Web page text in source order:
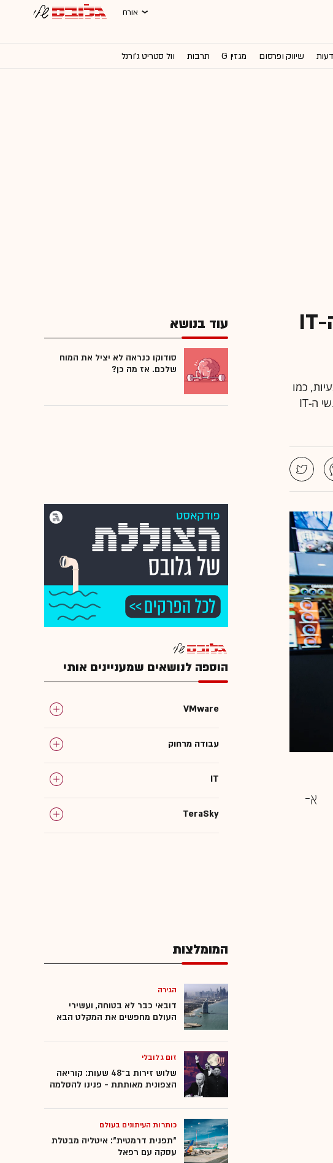
אורח
דעות שיווק ופרסום מגזין G תרבות וול סטריט ג'ורנל
עבודה מהבית: העידן ההיברידי מאתגר את אנשי ה-IT
כמו
למשל הענקת תמיכה מרחוק בו זמנית לאלפי עובדים ברחבי העולם • כיום קיימים פתרונות שמקלים על אנשי ה-IT
עוד בנושא
סודוקו כנראה לא יציל את המוח
שלכם. אז מה כן?
הוספה לנושאים שמעניינים אותי
VMware
עבודה מרחוק
IT
TeraSky
המומלצות
הגירה
דובאי כבר לא בטוחה, ועשירי
העולם מחפשים את המקלט הבא
זום גלובלי
שלוש זירות ב־48 שעות: קוריאה
הצפונית מאותתת - פנינו להסלמה
כותרות העיתונים בעולם
"תפנית דרמטית": איטליה מבטלת
עסקה עם רפאל